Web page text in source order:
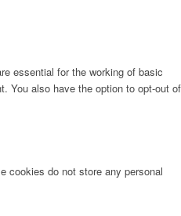
essential for the working of basic
You also have the option to opt-out of
cookies do not store any personal